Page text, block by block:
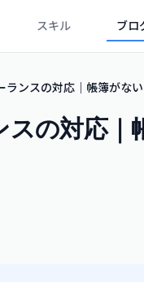
スキル ブロ
ランスの対応｜帳簿がな
の対応｜